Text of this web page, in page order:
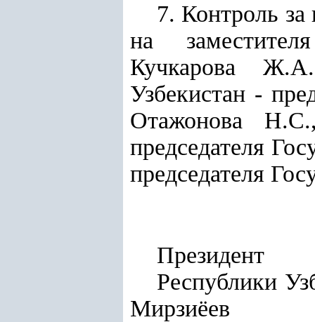
7. Контроль за
на
Кучкарова
Узбекистан -
Отажонова
председателя
председателя
Президент
Мирзиёев